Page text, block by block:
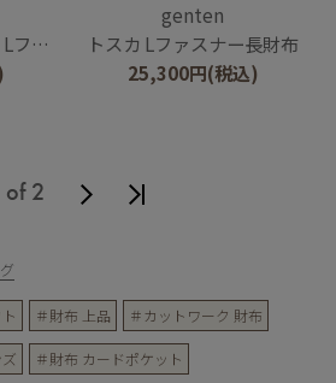
財布
genten
トスカ Lファスナー長財布
25,300円(税込)
of 2
＃財布 上品 ＃カットワーク 財布
＃財布 カードポケット